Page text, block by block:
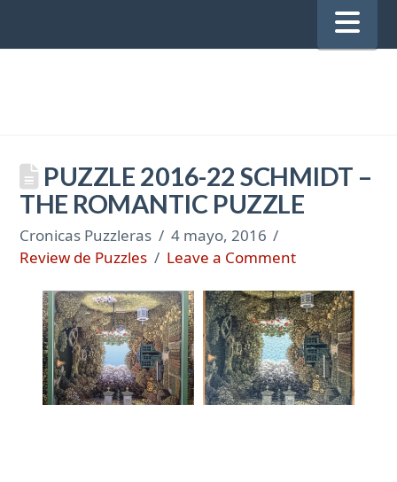
PUZZLE 2016-22 SCHMIDT –
THE ROMANTIC PUZZLE
Cronicas Puzzleras
4 mayo, 2016
Review de Puzzles
Leave a Comment